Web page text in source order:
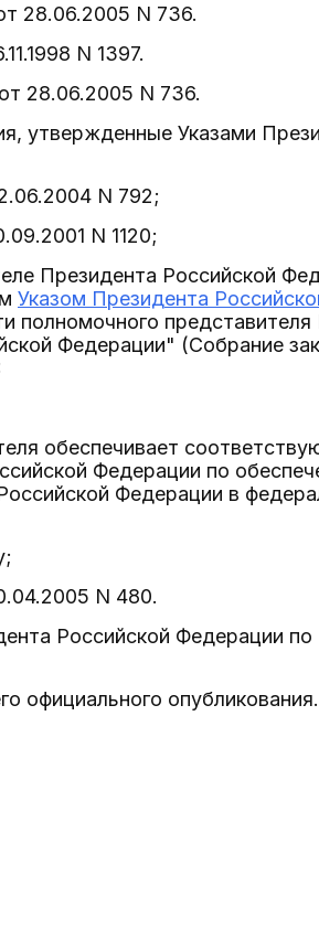
28.06.2005 N 736.
N 1397.
28.06.2005 N 736.
утвержденные Указами
N 792;
N 1120;
Президента Российской
Указом Президента
полномочного
Федерации" (Собрание
обеспечивает
Федерации по
Федерации в
N 480.
Российской Федерации
официального опубликования.